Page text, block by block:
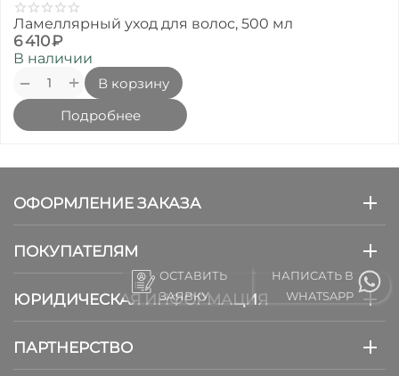
Ламеллярный уход для волос, 500 мл
6 410₽
В наличии
+
−
В корзину
Подробнее
ОФОРМЛЕНИЕ ЗАКАЗА
ПОКУПАТЕЛЯМ
ЮРИДИЧЕСКАЯ ИНФОРМАЦИЯ
ПАРТНЕРСТВО
ОСТАВИТЬ
ЗАЯВКУ
НАПИСАТЬ В
WHATSAPP